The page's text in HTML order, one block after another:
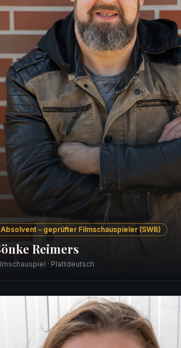
Absolvent – geprüfter Filmschauspieler (SWB)
Reimers
· Plattdeutsch